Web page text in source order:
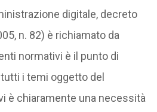
digitale, decreto
n. 82) è richiamato da
normativi è il punto di
i temi oggetto del
è chiaramente una necessità